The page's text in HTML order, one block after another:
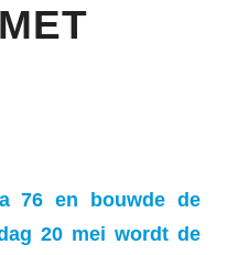
76 en bouwde de
20 mei wordt de